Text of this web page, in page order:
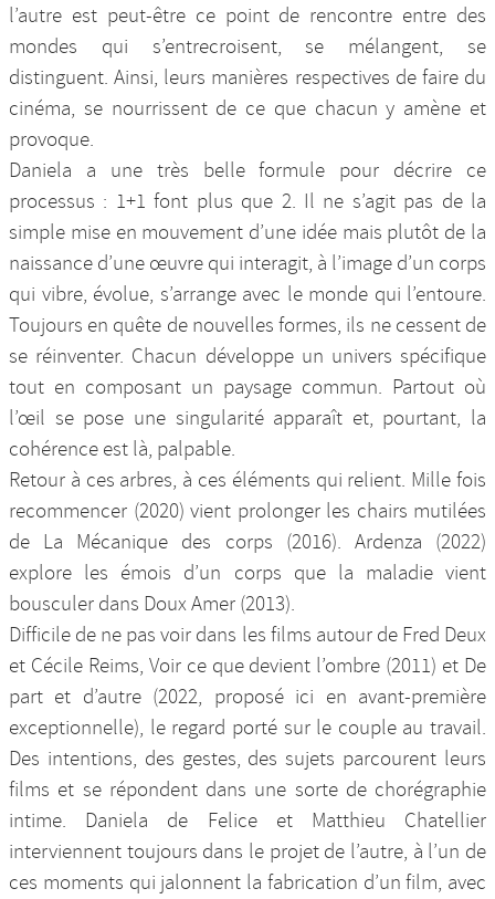
l’autre est peut-être ce point de rencontre entre des
mondes qui s’entrecroisent, se mélangent, se
distinguent. Ainsi, leurs manières respectives de faire du
cinéma, se nourrissent de ce que chacun y amène et
provoque.
Daniela a une très belle formule pour décrire ce
processus : 1+1 font plus que 2. Il ne s’agit pas de la
simple mise en mouvement d’une idée mais plutôt de la
naissance d’une œuvre qui interagit, à l’image d’un corps
qui vibre, évolue, s’arrange avec le monde qui l’entoure.
Toujours en quête de nouvelles formes, ils ne cessent de
se réinventer. Chacun développe un univers spécifique
tout en composant un paysage commun. Partout où
l’œil se pose une singularité apparaît et, pourtant, la
cohérence est là, palpable.
Retour à ces arbres, à ces éléments qui relient. Mille fois
recommencer (2020) vient prolonger les chairs mutilées
de La Mécanique des corps (2016). Ardenza (2022)
explore les émois d’un corps que la maladie vient
bousculer dans Doux Amer (2013).
Difficile de ne pas voir dans les films autour de Fred Deux
et Cécile Reims, Voir ce que devient l’ombre (2011) et De
part et d’autre (2022, proposé ici en avant-première
exceptionnelle), le regard porté sur le couple au travail.
Des intentions, des gestes, des sujets parcourent leurs
films et se répondent dans une sorte de chorégraphie
intime. Daniela de Felice et Matthieu Chatellier
interviennent toujours dans le projet de l’autre, à l’un de
ces moments qui jalonnent la fabrication d’un film, avec